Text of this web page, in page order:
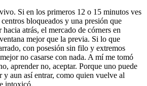
Si en los primeros 12 o 15 minutos ves
bloqueados y una presión que
atrás, el mercado de córners en
mejor que la previa. Si lo que
con posesión sin filo y extremos
no casarse con nada. A mí me tomó
aprender no, aceptar. Porque uno puede
y aun así entrar, como quien vuelve al
intoxicó.